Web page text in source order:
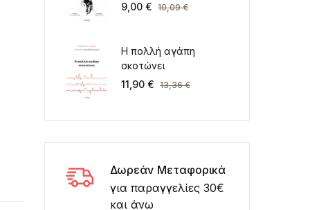
9,00 € 10,09€
Η πολλή αγάπη
σκοτώνει
11,90 € 13,36€
Δωρεάν Μεταφορικά
για παραγγελίες 30€
και άνω